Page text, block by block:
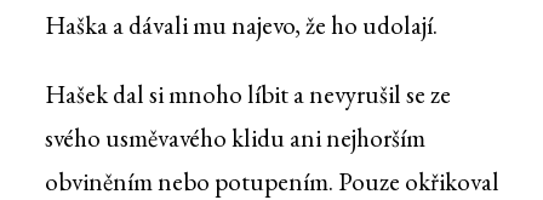
Haška a dávali mu najevo, že ho udolají.
Hašek dal si mnoho líbit a nevyrušil se ze
svého usměvavého klidu ani nejhorším
obviněním nebo potupením. Pouze okřikoval